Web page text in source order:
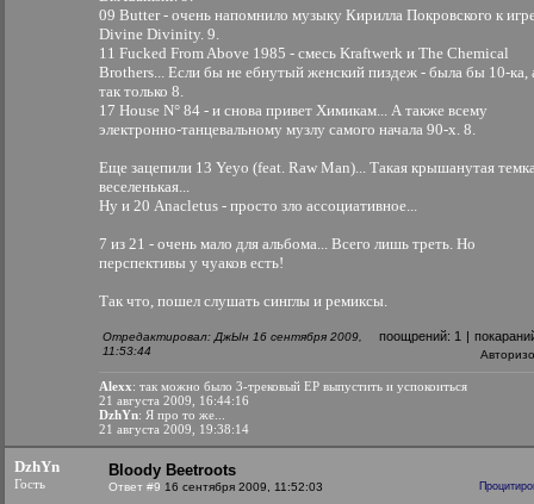
09 Butter - очень напомнило музыку Кирилла Покровского к
Divine Divinity. 9.
11 Fucked From Above 1985 - смесь Kraftwerk и The Chemical
Brothers... Если бы не ебнутый женский пиздеж - была бы 10-ка,
так только 8.
17 House N° 84 - и снова привет Химикам... А также всему
электронно-танцевальному музлу самого начала 90-х. 8.
Еще зацепили 13 Yeyo (feat. Raw Man)... Такая крышанутая
веселенькая...
Ну и 20 Anacletus - просто зло ассоциативное...
7 из 21 - очень мало для альбома... Всего лишь треть. Но
перспективы у чуаков есть!
Так что, пошел слушать синглы и ремиксы.
Отредактировал: ДжЫн 16 сентября 2009,
11:53:44
поощрений: 1 |
Alexx: так можно было 3-трековый EP выпустить и успокоиться
21 августа 2009, 16:44:16
DzhYn: Я про то же...
21 августа 2009, 19:38:14
DzhYn
Гость
Bloody Beetroots
Ответ #9 16 сентября 2009, 11:52:03